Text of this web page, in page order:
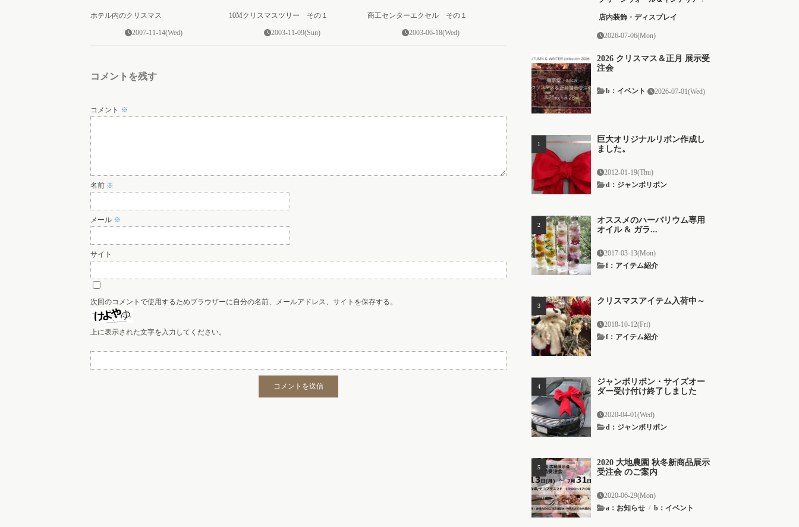
ホテル内のクリスマス
2007-11-14(Wed)
10Mクリスマスツリー その１
2003-11-09(Sun)
商工センターエクセル その１
2003-06-18(Wed)
コメントを残す
コメント ※
名前 ※
メール ※
サイト
次回のコメントで使用するためブラウザーに自分の名前、メールアドレス、サイトを保存する。
上に表示された文字を入力してください。
店内装飾・ディスプレイ
2026-07-06(Mon)
2026 クリスマス＆正月 展示受
注会
b：イベント 2026-07-01(Wed)
巨大オリジナルリボン作成し
ました。
2012-01-19(Thu)
d：ジャンボリボン
オススメのハーバリウム専用
オイル & ガラ...
2017-03-13(Mon)
f：アイテム紹介
クリスマスアイテム入荷中～
2018-10-12(Fri)
f：アイテム紹介
ジャンボリボン・サイズオー
ダー受け付け終了しました
2020-04-01(Wed)
d：ジャンボリボン
2020 大地農園 秋冬新商品展示
受注会 のご案内
2020-06-29(Mon)
a：お知らせ / b：イベント